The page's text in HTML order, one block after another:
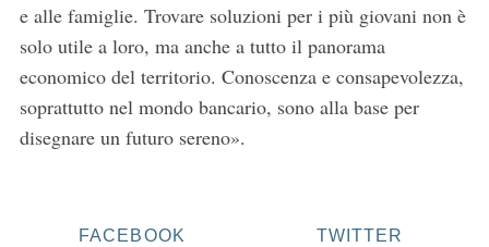
e alle famiglie. Trovare soluzioni per i più giovani non è
solo utile a loro, ma anche a tutto il panorama
economico del territorio. Conoscenza e consapevolezza,
soprattutto nel mondo bancario, sono alla base per
disegnare un futuro sereno».
FACEBOOK TWITTER